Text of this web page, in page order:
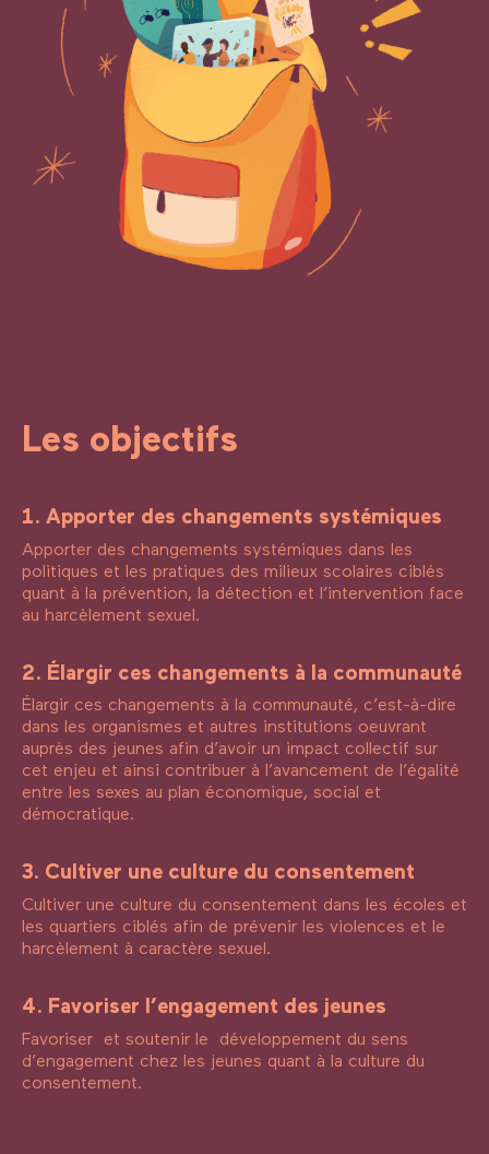
Les objectifs
1. Apporter des changements systémiques
Apporter des changements systémiques dans les
politiques et les pratiques des milieux scolaires ciblés
quant à la prévention, la détection et l’intervention face
au harcèlement sexuel.
2. Élargir ces changements à la communauté
Élargir ces changements à la communauté, c’est-à-dire
dans les organismes et autres institutions oeuvrant
auprès des jeunes afin d’avoir un impact collectif sur
cet enjeu et ainsi contribuer à l’avancement de l’égalité
entre les sexes au plan économique, social et
démocratique.
3. Cultiver une culture du consentement
Cultiver une culture du consentement dans les écoles et
les quartiers ciblés afin de prévenir les violences et le
harcèlement à caractère sexuel.
4. Favoriser l’engagement des jeunes
Favoriser et soutenir le développement du sens
d’engagement chez les jeunes quant à la culture du
consentement.